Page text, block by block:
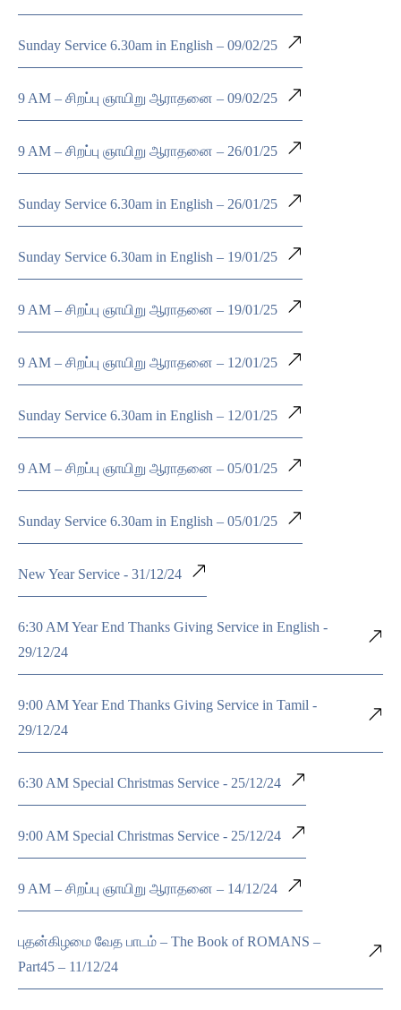
Sunday Service 6.30am in English – 09/02/25
9 AM – சிறப்பு ஞாயிறு ஆராதனை – 09/02/25
9 AM – சிறப்பு ஞாயிறு ஆராதனை – 26/01/25
Sunday Service 6.30am in English – 26/01/25
Sunday Service 6.30am in English – 19/01/25
9 AM – சிறப்பு ஞாயிறு ஆராதனை – 19/01/25
9 AM – சிறப்பு ஞாயிறு ஆராதனை – 12/01/25
Sunday Service 6.30am in English – 12/01/25
9 AM – சிறப்பு ஞாயிறு ஆராதனை – 05/01/25
Sunday Service 6.30am in English – 05/01/25
New Year Service - 31/12/24
6:30 AM Year End Thanks Giving Service in English -
29/12/24
9:00 AM Year End Thanks Giving Service in Tamil -
29/12/24
6:30 AM Special Christmas Service - 25/12/24
9:00 AM Special Christmas Service - 25/12/24
9 AM – சிறப்பு ஞாயிறு ஆராதனை – 14/12/24
புதன்கிழமை வேத பாடம் – The Book of ROMANS –
Part45 – 11/12/24